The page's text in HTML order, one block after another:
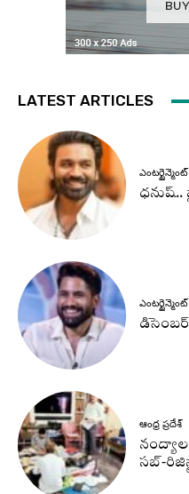
LATEST ARTICLES
ఎంటర్టైన్మెంట్
ధనుష్‌..
ఎంటర్టైన్మెంట్
ఆంధ్ర ప్రదేశ్
సబ్-